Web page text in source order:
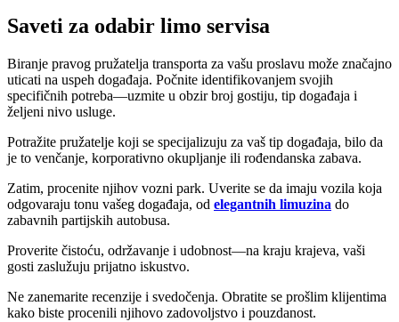
Saveti za odabir limo servisa
Biranje pravog pružatelja transporta za vašu proslavu može značajno
uticati na uspeh događaja. Počnite identifikovanjem svojih
specifičnih potreba—uzmite u obzir broj gostiju, tip događaja i
željeni nivo usluge.
Potražite pružatelje koji se specijalizuju za vaš tip događaja, bilo da
je to venčanje, korporativno okupljanje ili rođendanska zabava.
Zatim, procenite njihov vozni park. Uverite se da imaju vozila koja
odgovaraju tonu vašeg događaja, od elegantnih limuzina do
zabavnih partijskih autobusa.
Proverite čistoću, održavanje i udobnost—na kraju krajeva, vaši
gosti zaslužuju prijatno iskustvo.
Ne zanemarite recenzije i svedočenja. Obratite se prošlim klijentima
kako biste procenili njihovo zadovoljstvo i pouzdanost.